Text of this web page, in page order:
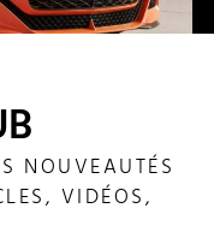
252
NOUVEAUTÉS
VIDÉOS,